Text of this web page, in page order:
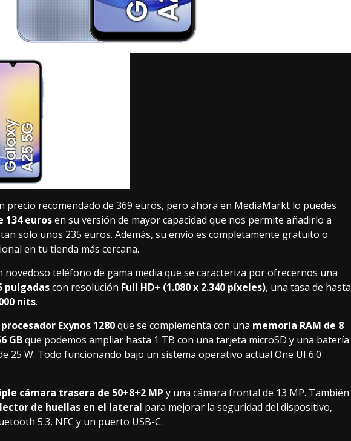
precio recomendado de 369 euros, pero ahora en MediaMarkt lo puedes
134 eurosen su versión de mayor capacidad que nos permite añadirlo a
solo unos 235 euros. Además, su envío es completamente gratuito o
en tu tienda más cercana.
novedoso teléfono de gama media que se caracteriza por ofrecernos una
pulgadascon resolución Full HD+ (1.080 x 2.340 píxeles), una tasa de hasta
nits.
procesador Exynos 1280que se complementa con una memoria RAM de 8
GBque podemos ampliar hasta 1 TB con una tarjeta microSD y una batería
25 W. Todo funcionando bajo un sistema operativo actual One UI 6.0
cámara trasera de 50+8+2 MP y una cámara frontal de 13 MP. También
lector de huellas en el lateral para mejorar la seguridad del dispositivo,
5.3, NFC y un puerto USB-C.